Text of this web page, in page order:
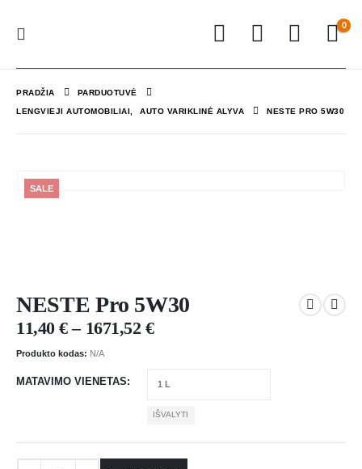
0
PRADŽIA PARDUOTUVĖ
LENGVIEJI AUTOMOBILIAI AUTO VARIKLINĖ ALYVA NESTE PRO 5W30
SALE
NESTE Pro 5W30
11,40€ – 1671,52€
Produkto kodas: N/A
MATAVIMO VIENETAS
IŠVALYTI